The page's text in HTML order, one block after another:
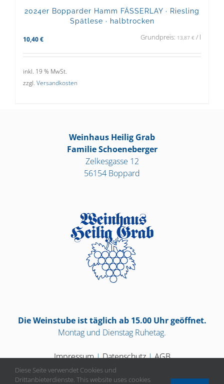
2024er Bopparder Hamm FÄSSERLAY · Riesling
Spätlese · halbtrocken
10,40 € Grundpreis: 13,87 € / l
inkl. 19 % MwSt.
zzgl. Versandkosten
Weinhaus Heilig Grab
Familie Schoeneberger
Zelkesgasse 12
56154 Boppard
Die Weinstube ist täglich ab 15.00 Uhr geöffnet.
Montag und Dienstag Ruhetag.
Impressum|Datenschutz|AGB
Diese Seite verwendet Cookies und
Drittanbieterdienste. This website uses cookies